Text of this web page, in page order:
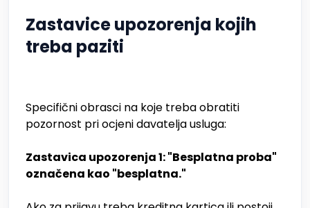
Zastavice upozorenja kojih
treba paziti
Specifični obrasci na koje treba obratiti
pozornost pri ocjeni davatelja usluga:
Zastavica upozorenja 1: "Besplatna proba"
označena kao "besplatna."